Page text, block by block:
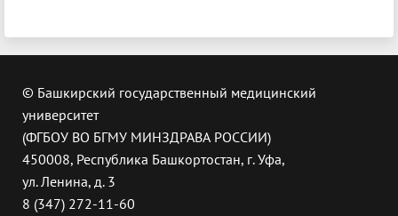
© Башкирский государственный медицинский
университет
(ФГБОУ ВО БГМУ МИНЗДРАВА РОССИИ)
450008, Республика Башкортостан, г. Уфа,
ул. Ленина, д. 3
8 (347) 272-11-60